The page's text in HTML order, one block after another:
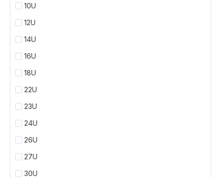
10U
12U
14U
16U
18U
22U
23U
24U
26U
27U
30U